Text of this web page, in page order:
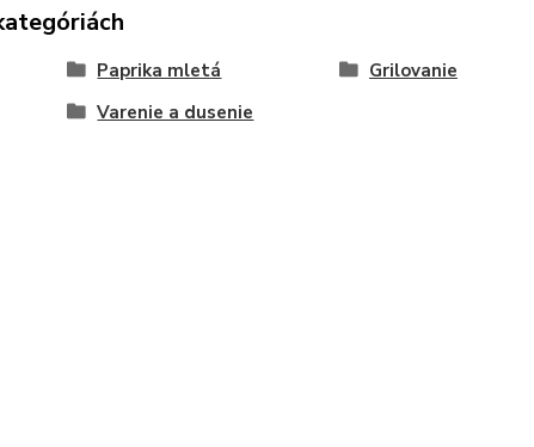
Paprika mletá Grilovanie
Varenie a dusenie